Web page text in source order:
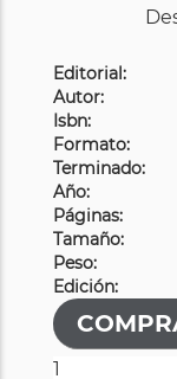
Editorial:
Autor:
Isbn:
Formato:
Terminado:
Año:
Páginas:
Tamaño:
Peso:
Edición: